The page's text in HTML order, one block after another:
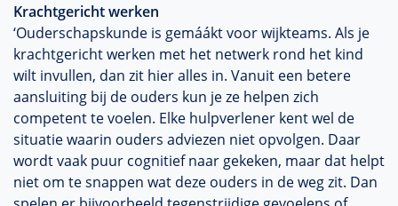
Krachtgerichtwerken
‘Ouderschapskunde is gemááktvoorwijkteams. Als je
krachtgerichtwerken met het netwerk rond het kind
wilt invullen, dan zit hier alles in. Vanuit een betere
aansluiting bij de ouders kun je ze helpen zich
competent te voelen. Elke hulpverlener kent wel de
situatie waarin ouders adviezen niet opvolgen. Daar
wordt vaak puur cognitief naar gekeken, maar dat helpt
niet om te snappen wat deze ouders in de weg zit. Dan